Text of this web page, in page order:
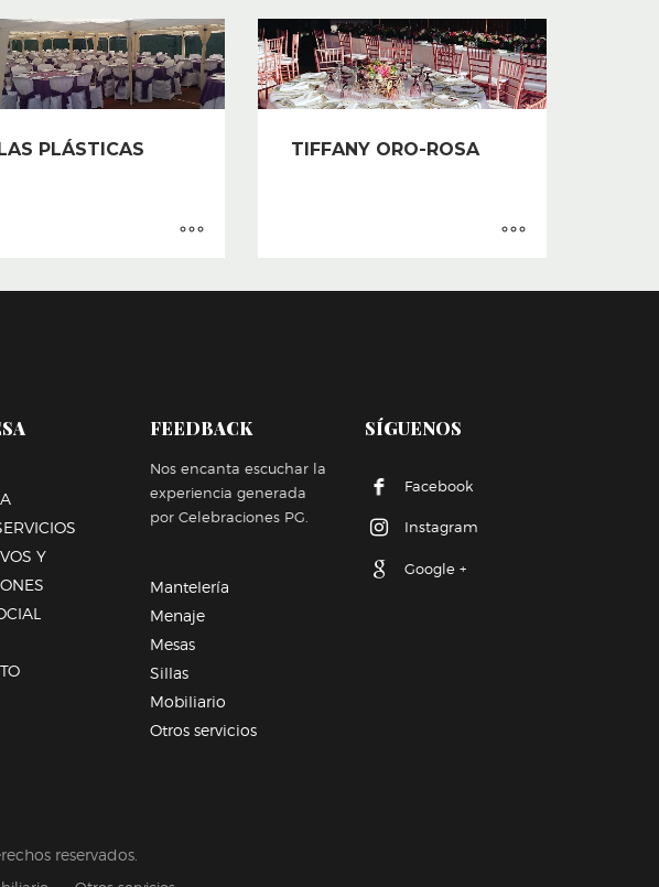
PLÁSTICAS TIFFANY ORO-ROSA
Y
FEEDBACK
Nos encanta escuchar la
experiencia generada
por Celebraciones PG.
Mantelería
Menaje
Mesas
Sillas
Mobiliario
Otros servicios
SÍGUENOS
Facebook
Instagram
Google +
reservados.